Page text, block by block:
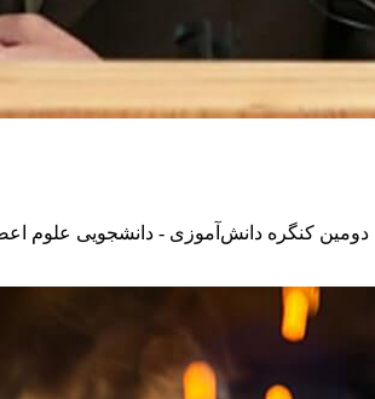
دومین کنگره دانش‌آموزی - دانشجویی